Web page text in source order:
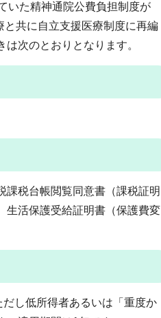
いた精神通院公費負担制度が
共に自立支援医療制度に再編
次のとおりとなります。
課税台帳閲覧同意書（課税証明
生活保護受給証明書（保護費変
し低所得者あるいは「重度か